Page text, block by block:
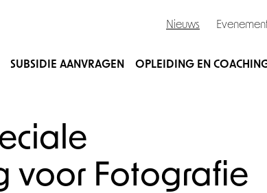
Nieuws
SUBSIDIE AANVRAGEN OPLEIDING EN
voor Fotografie